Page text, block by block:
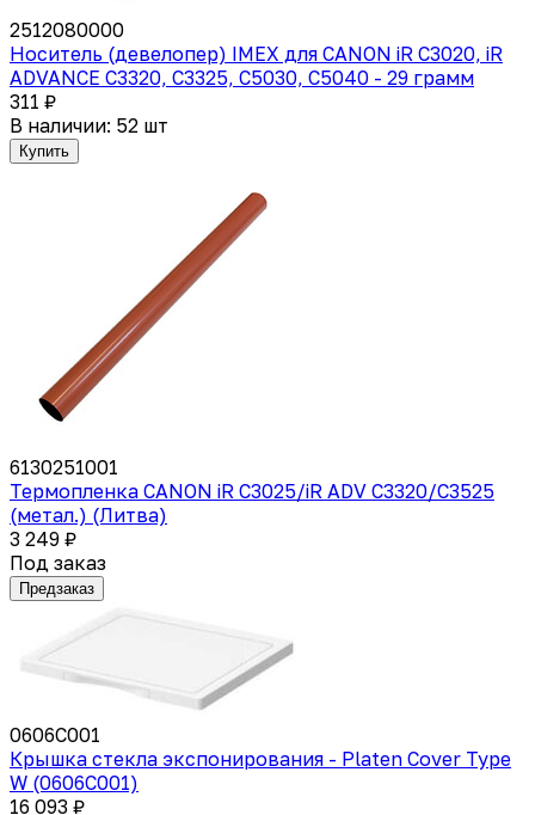
2512080000
Носитель (девелопер) IMEX для CANON iR С3020, iR
ADVANCE С3320, C3325, C5030, C5040 - 29 грамм
311 ₽
В наличии: 52 шт
Купить
6130251001
Термопленка CANON iR C3025/iR ADV C3320/C3525
(метал.) (Литва)
3 249 ₽
Под заказ
Предзаказ
0606C001
Крышка стекла экспонирования - Platen Cover Type
W (0606C001)
16 093 ₽